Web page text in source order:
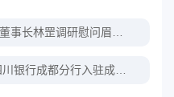
长林罡调研慰问眉山分行
成都分行入驻成华区开业